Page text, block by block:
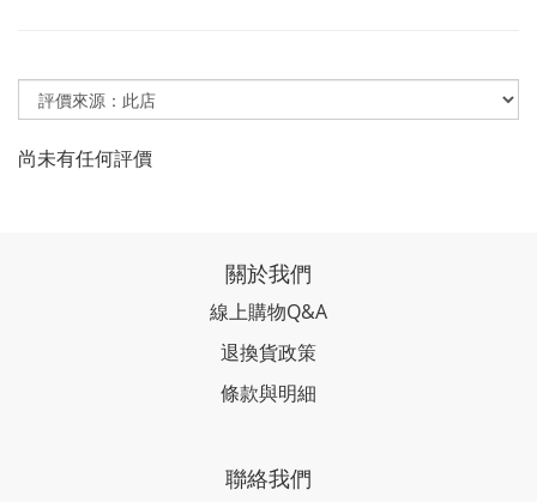
尚未有任何評價
關於我們
線上購物Q&A
退換貨政策
條款與明細
聯絡我們